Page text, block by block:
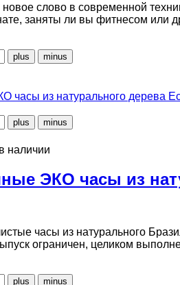
новое слово в современной
заняты ли вы фитнесом или
наличии
ЭКО часы из
часы из натурального
ограничен, целиком